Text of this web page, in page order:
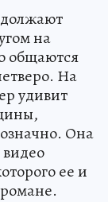
на
общаются
На
удивит
Она
ее и